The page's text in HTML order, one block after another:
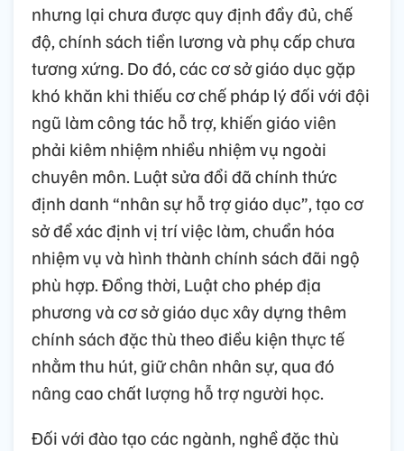
nhưng lại chưa được quy định đầy đủ, chế
độ, chính sách tiền lương và phụ cấp chưa
tương xứng. Do đó, các cơ sở giáo dục gặp
khó khăn khi thiếu cơ chế pháp lý đối với đội
ngũ làm công tác hỗ trợ, khiến giáo viên
phải kiêm nhiệm nhiều nhiệm vụ ngoài
chuyên môn. Luật sửa đổi đã chính thức
định danh “nhân sự hỗ trợ giáo dục”, tạo cơ
sở để xác định vị trí việc làm, chuẩn hóa
nhiệm vụ và hình thành chính sách đãi ngộ
phù hợp. Đồng thời, Luật cho phép địa
phương và cơ sở giáo dục xây dựng thêm
chính sách đặc thù theo điều kiện thực tế
nhằm thu hút, giữ chân nhân sự, qua đó
nâng cao chất lượng hỗ trợ người học.
Đối với đào tạo các ngành, nghề đặc thù